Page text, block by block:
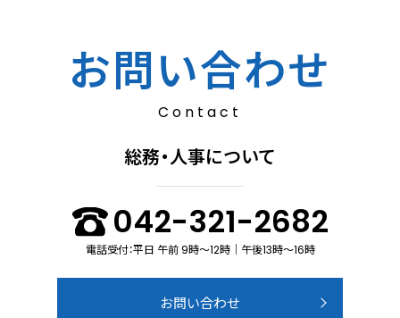
お問い合わせ
Contact
総務・人事について
042-321-2682
電話受付：平日 午前 9時～12時｜午後13時～16時
お問い合わせ